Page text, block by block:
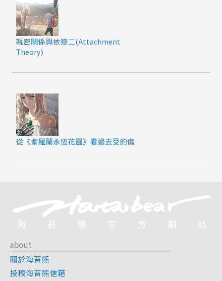
親密關係與依戀二(Attachment
Theory)
從《紫羅蘭永恆花園》看過去受的傷
about
關於海苔熊
投稿海苔熊信箱